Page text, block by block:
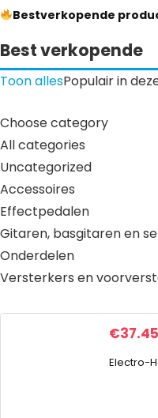
Bestverkopende
Best verkopende
Toon allesPopulair in
Choose category
All categories
Uncategorized
Accessoires
Effectpedalen
Gitaren, basgitaren en
Onderdelen
Versterkers en
€37.45
Electro-